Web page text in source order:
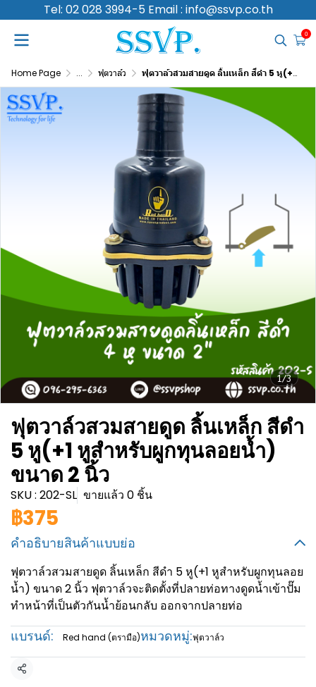
Tel: 02 028 3994-5 Email : info@ssvp.co.th
0
Home Page ... ฟุตวาล์ว ฟุตวาล์วสวมสายดูด ลิ้นเหล็ก สีดำ 5 หู(+1 หูสำหรับผูกทุนลอยน้ำ) ขนาด 2 นิ้ว
1/3
ฟุตวาล์วสวมสายดูด ลิ้นเหล็ก สีดำ
5 หู(+1 หูสำหรับผูกทุนลอยน้ำ)
ขนาด 2 นิ้ว
SKU : 202-SL ขายแล้ว 0 ชิ้น
฿375
คำอธิบายสินค้าแบบย่อ
ฟุตวาล์วสวมสายดูด ลิ้นเหล็ก สีดำ 5 หู(+1 หูสำหรับผูกทุนลอย
น้ำ) ขนาด 2 นิ้ว ฟุตวาล์วจะติดตั้งที่ปลายท่อทางดูดน้ำเข้าปั๊ม
ทำหน้าที่เป็นตัวกันน้ำย้อนกลับ ออกจากปลายท่อ
แบรนด์: Red hand (ตรามือ)หมวดหมู่:ฟุตวาล์ว
แชร์